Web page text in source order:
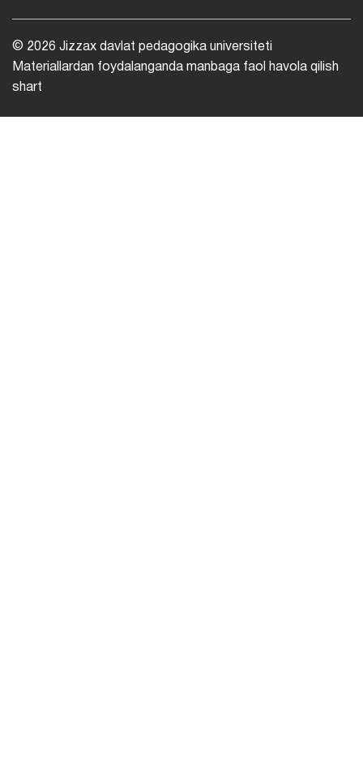
© 2026 Jizzax davlat pedagogika universiteti
Materiallardan foydalanganda manbaga faol havola qilish
shart